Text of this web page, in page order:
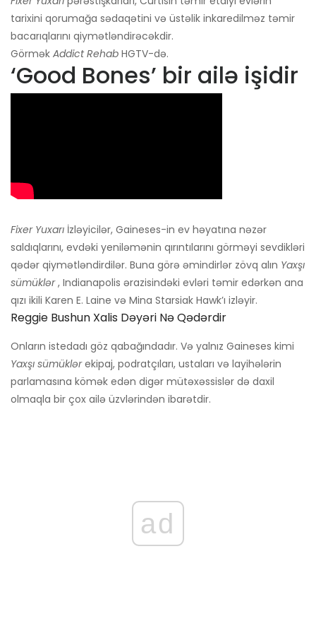
tarixini qorumağa sədaqətini və üstəlik inkaredilməz təmir
bacarıqlarını qiymətləndirəcəkdir.
Görmək Addict Rehab HGTV-də.
‘Good Bones’ bir ailə işidir
Fixer Yuxarı İzləyicilər, Gaineses-in ev həyatına nəzər
saldıqlarını, evdəki yeniləmənin qırıntılarını görməyi sevdikləri
qədər qiymətləndirdilər. Buna görə əmindirlər zövq alın Yaxşı
sümüklər, Indianapolis ərazisindəki evləri təmir edərkən ana
qızı ikili Karen E. Laine və Mina Starsiak Hawk’ı izləyir.
Reggie Bushun Xalis Dəyəri Nə Qədərdir
Onların istedadı göz qabağındadır. Və yalnız Gaineses kimi
Yaxşı sümüklərekipaj, podratçıları, ustaları və layihələrin
parlamasına kömək edən digər mütəxəssislər də daxil
olmaqla bir çox ailə üzvlərindən ibarətdir.
ad